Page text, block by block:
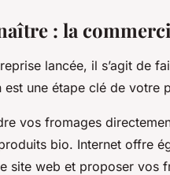
: la
lancée, il s’agit de
est une étape clé de votre
vos fromages
bio. Internet offre
site web et proposer vos